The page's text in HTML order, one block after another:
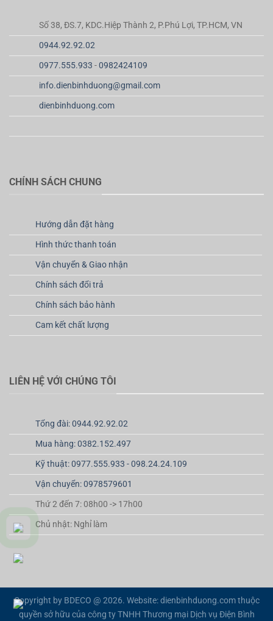
Số 38, ĐS.7, KDC.Hiệp Thành 2, P.Phú Lợi, TP.HCM, VN
0944.92.92.02
0977.555.933 -0982424109
info.dienbinhduong@gmail.com
dienbinhduong.com
CHÍNH SÁCH CHUNG
Hướng dẫn đặt hàng
Hình thức thanh toán
Vận chuyển & Giao nhận
Chính sách đổi trả
Chính sách bảo hành
Cam kết chất lượng
LIÊN HỆ VỚI CHÚNG TÔI
Tổng đài: 0944.92.92.02
Mua hàng: 0382.152.497
Kỹ thuật: 0977.555.933 - 098.24.24.109
Vận chuyển: 0978579601
Thứ 2 đến 7: 08h00 -> 17h00
Chủ nhật: Nghỉ làm
Copyright by BDECO @ 2026. Website: dienbinhduong.com thuộc
quyền sở hữu của công ty TNHH Thương mại Dịch vụ Điện Bình